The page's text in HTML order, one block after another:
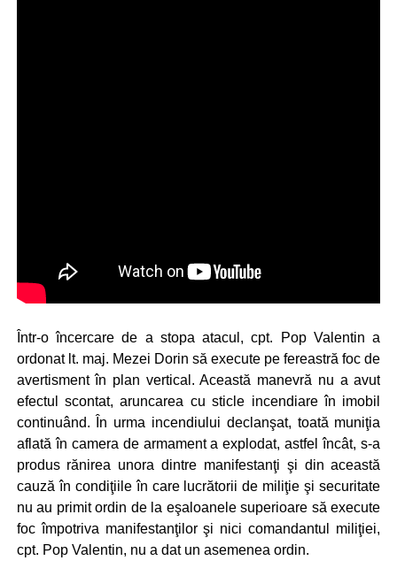
Într-o încercare de a stopa atacul, cpt. Pop Valentin a
ordonat lt. maj. Mezei Dorin să execute pe fereastră foc de
avertisment în plan vertical. Această manevră nu a avut
efectul scontat, aruncarea cu sticle incendiare în imobil
continuând. În urma incendiului declanşat, toată muniţia
aflată în camera de armament a explodat, astfel încât, s-a
produs rănirea unora dintre manifestanţi şi din această
cauză în condiţiile în care lucrătorii de miliţie şi securitate
nu au primit ordin de la eşaloanele superioare să execute
foc împotriva manifestanţilor şi nici comandantul miliţiei,
cpt. Pop Valentin, nu a dat un asemenea ordin.